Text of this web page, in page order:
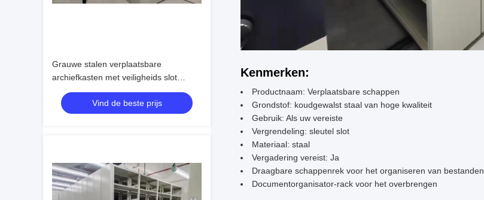
Grauwe stalen verplaatsbare
archiefkasten met veiligheids slot
verstelbare planken 200 lbs
gewichtscapaciteitVind de beste prijs
Kenmerken:
Productnaam: Verplaatsbare schappen
Grondstof: koudgewalst staal van hoge kwaliteit
Gebruik: Als uw vereiste
Vergrendeling: sleutel slot
Materiaal: staal
Vergadering vereist: Ja
Draagbare schappenrek voor het organiseren van bestanden
Documentorganisator-rack voor het overbrengen